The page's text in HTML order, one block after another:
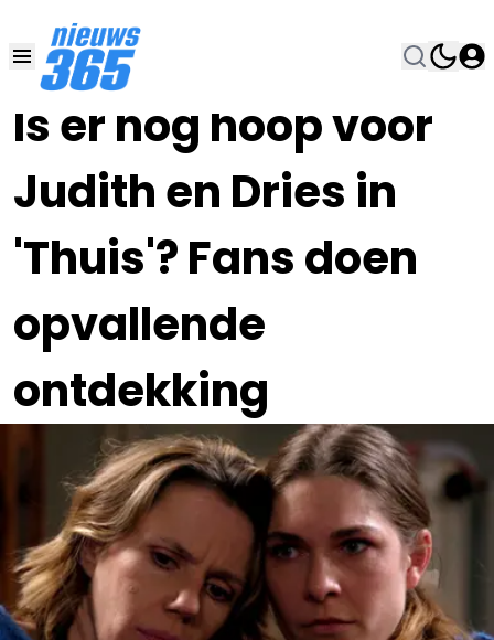
Is er nog hoop voor
Judith en Dries in
'Thuis'? Fans doen
opvallende
ontdekking
22 APR 2023, 19:30